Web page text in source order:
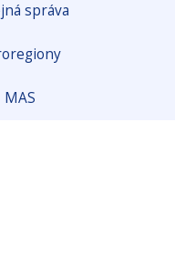
správa
MAS